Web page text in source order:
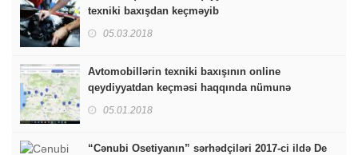
texniki baxışdan keçməyib
05.03.2018
Avtomobillərin texniki baxışının online
qeydiyyatdan keçməsi haqqında nümunə
05.01.2018
“Cənubi Osetiyanın” sərhədçiləri 2017-ci ildə De